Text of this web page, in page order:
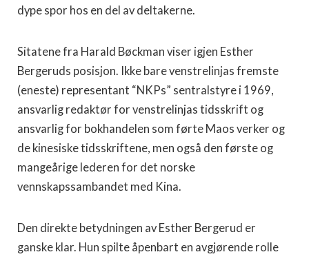
dype spor hos en del av deltakerne.
Sitatene fra Harald Bøckman viser igjen Esther
Bergeruds posisjon. Ikke bare venstrelinjas fremste
(eneste) representant “NKPs” sentralstyre i 1969,
ansvarlig redaktør for venstrelinjas tidsskrift og
ansvarlig for bokhandelen som førte Maos verker og
de kinesiske tidsskriftene, men også den første og
mangeårige lederen for det norske
vennskapssambandet med Kina.
Den direkte betydningen av Esther Bergerud er
ganske klar. Hun spilte åpenbart en avgjørende rolle